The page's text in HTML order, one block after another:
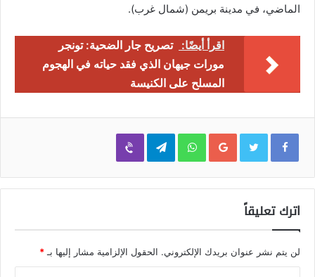
الماضي، في مدينة بريمن (شمال غرب).
اقرأ أيضًا:
تصريح جار الضحية: تونجر
مورات جيهان الذي فقد حياته في الهجوم
المسلح على الكنيسة
Google+
WhatsApp
Telegram
Viber
اترك تعليقاً
لن يتم نشر عنوان بريدك الإلكتروني. الحقول الإلزامية مشار إليها بـ *